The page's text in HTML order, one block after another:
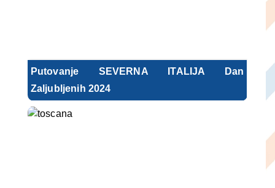
Putovanje SEVERNA ITALIJA Dan
Zaljubljenih 2024